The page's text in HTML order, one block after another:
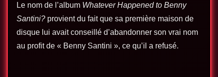
Le nom de l’album Whatever Happened to Benny
Santini? provient du fait que sa première maison de
disque lui avait conseillé d’abandonner son vrai nom
au profit de « Benny Santini », ce qu’il a refusé.